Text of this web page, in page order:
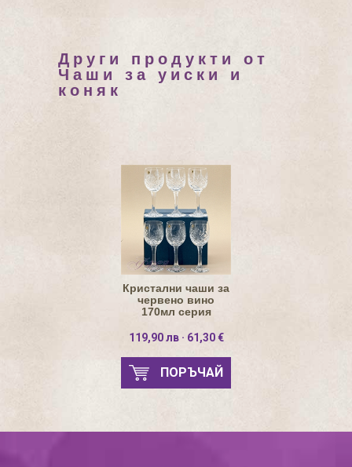
Други продукти от
Чаши за уиски и
коняк
Кристални чаши за
червено вино
170мл серия
119,90 лв · 61,30 €
ПОРЪЧАЙ